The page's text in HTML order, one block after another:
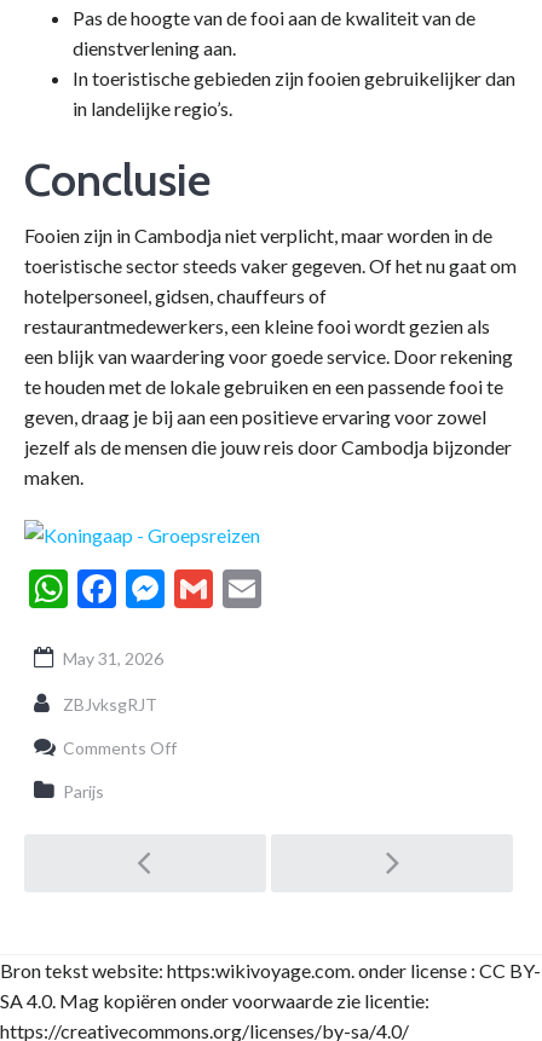
Pas de hoogte van de fooi aan de kwaliteit van de
dienstverlening aan.
In toeristische gebieden zijn fooien gebruikelijker dan
in landelijke regio’s.
Conclusie
Fooien zijn in Cambodja niet verplicht, maar worden in de
toeristische sector steeds vaker gegeven. Of het nu gaat om
hotelpersoneel, gidsen, chauffeurs of
restaurantmedewerkers, een kleine fooi wordt gezien als
een blijk van waardering voor goede service. Door rekening
te houden met de lokale gebruiken en een passende fooi te
geven, draag je bij aan een positieve ervaring voor zowel
jezelf als de mensen die jouw reis door Cambodja bijzonder
maken.
WhatsApp
Facebook
Messenger
Gmail
May 31, 2026
ZBJvksgRJT
Comments Offon
Parijs
Post
Bron tekst website: https:wikivoyage.com. onder license : CC BY-
SA 4.0. Mag kopiëren onder voorwaarde zie licentie:
https://creativecommons.org/licenses/by-sa/4.0/